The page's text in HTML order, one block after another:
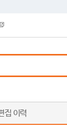
집 이력